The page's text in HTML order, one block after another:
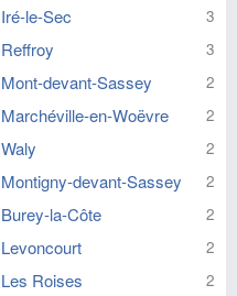
Iré-le-Sec 3
Reffroy 3
Mont-devant-Sassey 2
Marchéville-en-Woëvre 2
Waly 2
Montigny-devant-Sassey 2
Burey-la-Côte 2
Levoncourt 2
Les Roises 2